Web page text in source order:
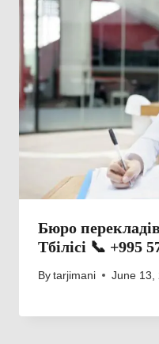
Бюро
Тбілісі 📞 +995
By tarjimani June 13,